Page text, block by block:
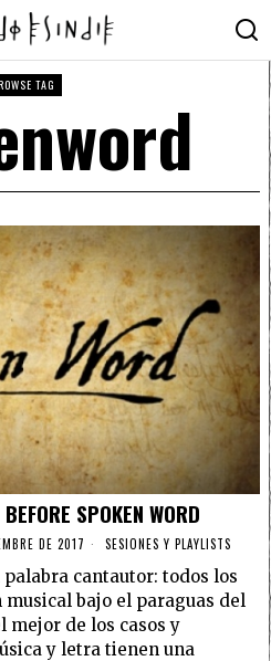
TAG
SPOKEN WORD
DE 2017 SESIONES Y PLAYLISTS
cantautor: todos los
bajo el paraguas del
mejor de los casos y
y letra tienen una